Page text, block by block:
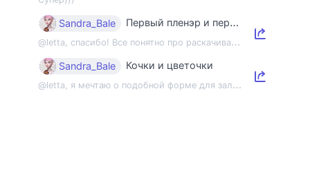
Sandra_Bale Первый пленэр и первый этюд
@
letta, спасибо! Все понятно про раскачивание пленэрной мышцы, но напомнить об э...
Sandra_Bale Кочки и цветочки
@
letta, я мечтаю о подобной форме для зала 😂